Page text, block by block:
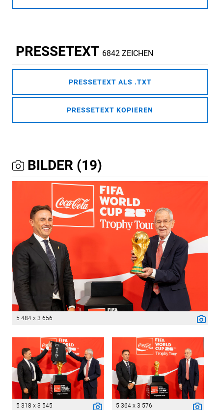
PRESSETEXT 6842 ZEICHEN
PRESSETEXT ALS .TXT
PRESSETEXT KOPIEREN
BILDER (19)
5 484 x 3 656
5 318 x 3 545 5 364 x 3 576